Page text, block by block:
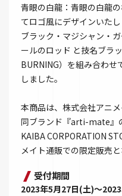
青眼の白龍：青眼の白龍
てロゴ風にデザインいたし
ブラック・マジシャン・
ールのロッド と技名ブラ
BURNING）を組み合わせ
しました。
本商品は、株式会社アニ
同ブランド『arti-mate』
KAIBA CORPORATION
メイト通販での限定販売と
受付期間
2023年5月27日(土)～